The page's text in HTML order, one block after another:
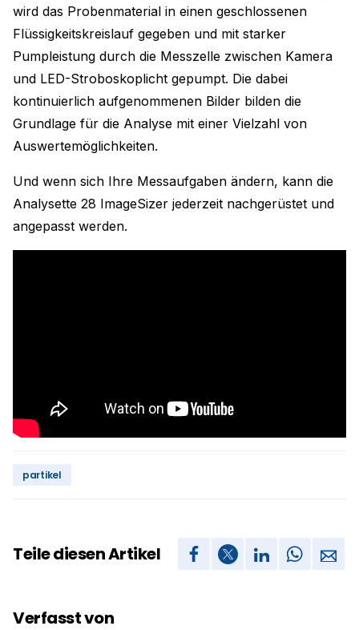
wird das Probenmaterial in einen geschlossenen
Flüssigkeitskreislauf gegeben und mit starker
Pumpleistung durch die Messzelle zwischen Kamera
und LED-Stroboskoplicht gepumpt. Die dabei
kontinuierlich aufgenommenen Bilder bilden die
Grundlage für die Analyse mit einer Vielzahl von
Auswertemöglichkeiten.
Und wenn sich Ihre Messaufgaben ändern, kann die
Analysette 28 ImageSizer jederzeit nachgerüstet und
angepasst werden.
partikel
Teile diesen Artikel
Verfasst von